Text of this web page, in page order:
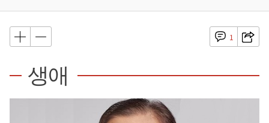
1
생애